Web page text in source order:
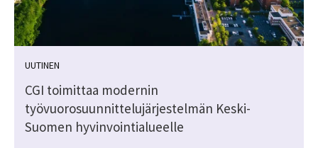
UUTINEN
CGI toimittaa modernin
työvuorosuunnittelujärjestelmän Keski-
Suomen hyvinvointialueelle